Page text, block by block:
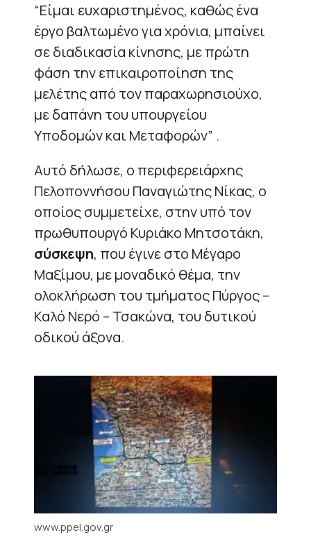
“Είμαι ευχαριστημένος, καθώς ένα
έργο βαλτωμένο για χρόνια, μπαίνει
σε διαδικασία κίνησης, με πρώτη
φάση την επικαιροποίηση της
μελέτης από τον παραχωρησιούχο,
με δαπάνη του υπουργείου
Υποδομών και Μεταφορών” .
Αυτό δήλωσε, ο περιφερειάρχης
Πελοποννήσου Παναγιώτης Νίκας, ο
οποίος συμμετείχε, στην υπό τον
πρωθυπουργό Κυριάκο Μητσοτάκη,
σύσκεψη, που έγινε στο Μέγαρο
Μαξίμου, με μοναδικό θέμα, την
ολοκλήρωση του τμήματος Πύργος –
Καλό Νερό – Τσακώνα, του δυτικού
οδικού άξονα.
www.ppel.gov.gr